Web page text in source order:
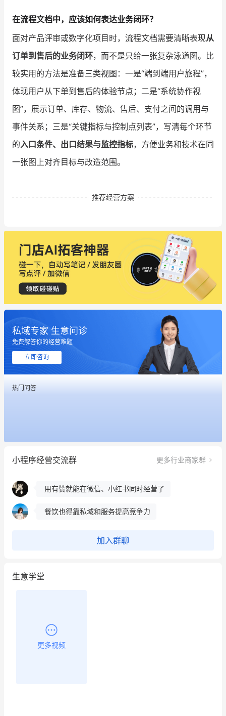
在流程文档中，应该如何表达业务闭环？
面对产品评审或数字化项目时，流程文档需要清晰表现从
订单到售后的业务闭环，而不是只给一张复杂泳道图。比
较实用的方法是准备三类视图：一是“端到端用户旅程”，
体现用户从下单到售后的体验节点；二是“系统协作视
图”，展示订单、库存、物流、售后、支付之间的调用与
事件关系；三是“关键指标与控制点列表”，写清每个环节
的入口条件、出口结果与监控指标，方便业务和技术在同
一张图上对齐目标与改造范围。
推荐经营方案
私域专家 生意问诊
免费解答你的经营难题
立即咨询
热门问答
小程序经营交流群 更多行业商家群
这个营销策划案例推荐大家看一下
用有赞就能在微信、小红书同时经营了
冰墩墩货源充足需要的联系我
这个营销策划案例推荐大家看一下
用有赞就能在微信、小红书同时经营了
餐饮也得靠私域和服务提高竞争力
加入群聊
生意学堂
更多视频